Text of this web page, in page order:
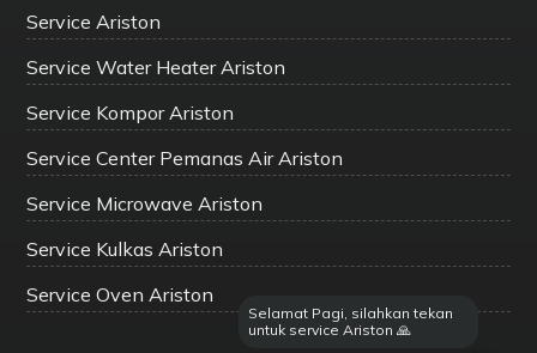
Service Ariston
Service Water Heater Ariston
Service Kompor Ariston
Service Center Pemanas Air Ariston
Service Microwave Ariston
Service Kulkas Ariston
Service Oven Ariston
Selamat Pagi, silahkan tekan
untuk service Ariston 🙏